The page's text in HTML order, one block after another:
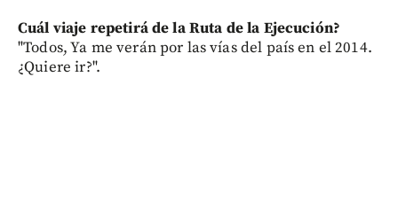
Cuál viaje repetirá de la Ruta de la Ejecución?
"Todos, Ya me verán por las vías del país en el 2014.
¿Quiere ir?".